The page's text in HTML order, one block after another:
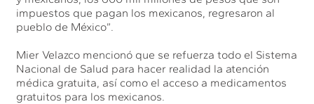
impuestos que pagan los mexicanos, regresaron al
pueblo de México”.
Mier Velazco mencionó que se refuerza todo el Sistema
Nacional de Salud para hacer realidad la atención
médica gratuita, así como el acceso a medicamentos
gratuitos para los mexicanos.